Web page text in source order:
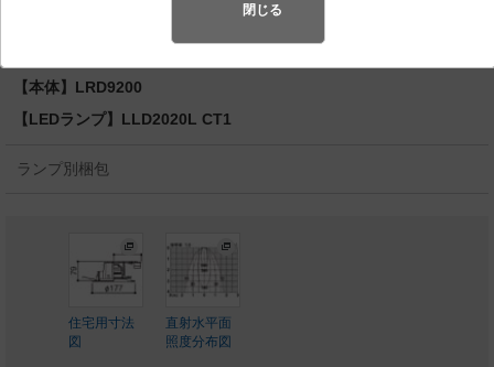
【本体】LRD9200
【LEDランプ】LLD2020L CT1
ランプ別梱包
住宅用寸法
図
直射水平面
照度分布図
閉じる